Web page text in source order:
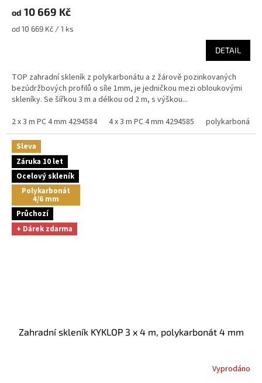
A
od 10 669 Kč
Měrná
od 10 669 Kč / 1 ks
DETAIL
TOP zahradní skleník z polykarbonátu a z žárově pozinkovaných
bezúdržbových profilů o síle 1mm, je jedničkou mezi obloukovými
skleníky. Se šířkou 3 m a délkou od 2 m, s výškou...
2 x 3 m PC 4 mm 4294584
4 x 3 m PC 4 mm 4294585 polykarbonát 4
Sleva
Záruka 10 let
Ocelový skleník
Polykarbonát
4/6 mm
Průchozí
+ Dárek zdarma
Zahradní skleník KYKLOP 3 x 4 m, polykarbonát 4 mm
Vyprodáno